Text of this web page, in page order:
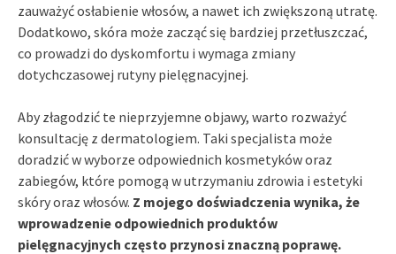
zauważyć osłabienie włosów, a nawet ich zwiększoną utratę.
Dodatkowo, skóra może zacząć się bardziej przetłuszczać,
co prowadzi do dyskomfortu i wymaga zmiany
dotychczasowej rutyny pielęgnacyjnej.
Aby złagodzić te nieprzyjemne objawy, warto rozważyć
konsultację z dermatologiem. Taki specjalista może
doradzić w wyborze odpowiednich kosmetyków oraz
zabiegów, które pomogą w utrzymaniu zdrowia i estetyki
skóry oraz włosów. Z mojego doświadczenia wynika, że
wprowadzenie odpowiednich produktów
pielęgnacyjnych często przynosi znaczną poprawę.